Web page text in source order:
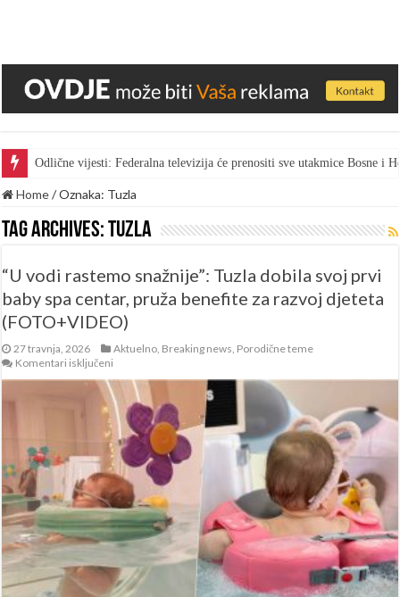
Gest za pohvalu: Bingo skratio vrijeme marketa kako bi radnici gledali
Home/Oznaka: Tuzla
Tag Archives:Tuzla
“U vodi rastemo snažnije”: Tuzla dobila svoj prvi
baby spa centar, pruža benefite za razvoj djeteta
(FOTO+VIDEO)
27 travnja, 2026 Aktuelno Breaking news Porodične teme
Komentari isključeni
vodi
rastemo
snažnije”:
Tuzla
dobila
svoj
prvi
baby
spa
centar,
pruža
benefite
za
djeteta
(FOTO+VIDEO)